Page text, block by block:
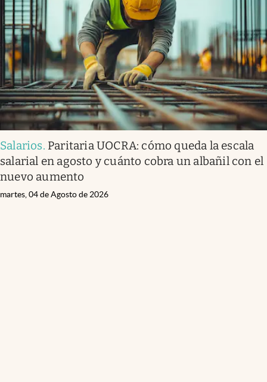
Salarios. Paritaria UOCRA: cómo queda la escala
salarial en agosto y cuánto cobra un albañil con el
nuevo aumento
martes, 04 de Agosto de 2026